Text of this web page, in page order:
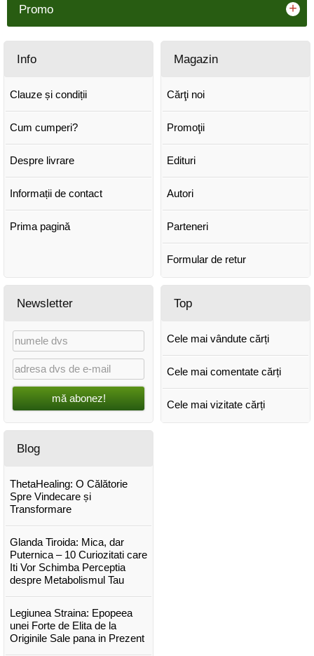
Promo +
Info
Clauze și condiții
Cum cumperi?
Despre livrare
Informații de contact
Prima pagină
Magazin
Cărţi noi
Promoţii
Edituri
Autori
Parteneri
Formular de retur
Newsletter
mă abonez!
Top
Cele mai vândute cărți
Cele mai comentate cărți
Cele mai vizitate cărți
Blog
ThetaHealing: O Călătorie
Spre Vindecare și
Transformare
Glanda Tiroida: Mica, dar
Puternica – 10 Curiozitati care
Iti Vor Schimba Perceptia
despre Metabolismul Tau
Legiunea Straina: Epopeea
unei Forte de Elita de la
Originile Sale pana in Prezent